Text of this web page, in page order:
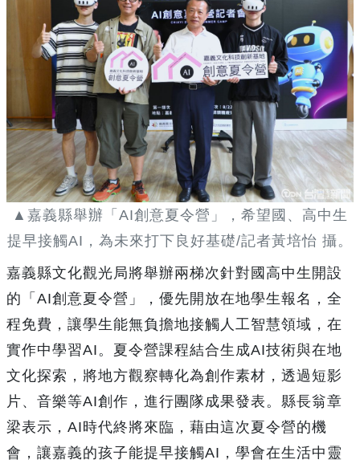
▲嘉義縣舉辦「AI創意夏令營」，希望國、高中生
提早接觸AI，為未來打下良好基礎/記者黃培怡 攝。
嘉義縣文化觀光局將舉辦兩梯次針對國高中生開設
的「AI創意夏令營」，優先開放在地學生報名，全
程免費，讓學生能無負擔地接觸人工智慧領域，在
實作中學習AI。夏令營課程結合生成AI技術與在地
文化探索，將地方觀察轉化為創作素材，透過短影
片、音樂等AI創作，進行團隊成果發表。縣長翁章
梁表示，AI時代終將來臨，藉由這次夏令營的機
會，讓嘉義的孩子能提早接觸AI，學會在生活中靈